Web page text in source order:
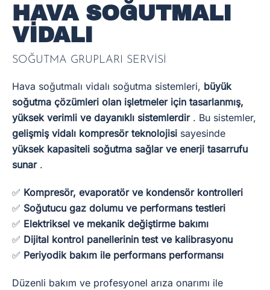
HAVA SOĞUTMALI
VIDALI
SOĞUTMA GRUPLARI SERVİSİ
Hava soğutmalı vidalı soğutma sistemleri, büyük
soğutma çözümleri olan işletmeler için tasarlanmış,
yüksek verimli ve dayanıklı sistemlerdir. Bu sistemler,
gelişmiş vidalı kompresör teknolojisi sayesinde
yüksek kapasiteli soğutma sağlar ve enerji tasarrufu
sunar.
✅ Kompresör, evaporatör ve kondensör kontrolleri
✅ Soğutucu gaz dolumu ve performans testleri
✅ Elektriksel ve mekanik değiştirme bakımı
✅ Dijital kontrol panellerinin test ve kalibrasyonu
✅ Periyodik bakım ile performans performansı
Düzenli bakım ve profesyonel arıza onarımı ile